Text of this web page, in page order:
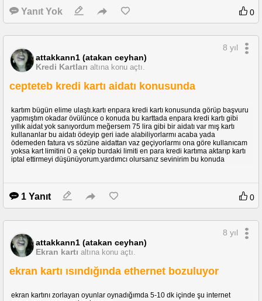
Yanıt Yok 0
attakkann1 (atakan ceyhan)
Kredi Kartları altına konu açtı.
8 yıl
cepteteb kredi kartı aidatı konusunda
kartım bügün elime ulaştı.kartı enpara kredi kartı konusunda görüp başvuru
yapmıştım okadar övülünce o konuda bu karttada enpara kredi kartı gibi
yıllık aidat yok sanıyordum meğersem 75 lira gibi bir aidatı var mış kartı
kullananlar bu aidatı ödeyip geri iade alabiliyorlarmı acaba yada
ödemeden fatura vs sözüne aidattan vaz geçiyorlarmı ona göre kullanıcam
yoksa kart limitini 0 a çekip burdaki limiti en para kredi kartıma aktarıp kartı
iptal ettirmeyi düşünüyorum.yardımcı olursanız sevinirim bu konuda
1 Yanıt 0
attakkann1 (atakan ceyhan)
Ekran kartı altına konu açtı.
8 yıl
ekran kartı ısındığında ethernet bozuluyor
ekran kartını zorlayan oyunlar oynadığımda 5-10 dk içinde şu internet